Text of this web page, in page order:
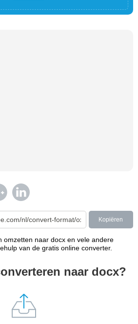
Kopiëren
omzetten naar docx en vele andere
van de gratis online converter.
naar docx?